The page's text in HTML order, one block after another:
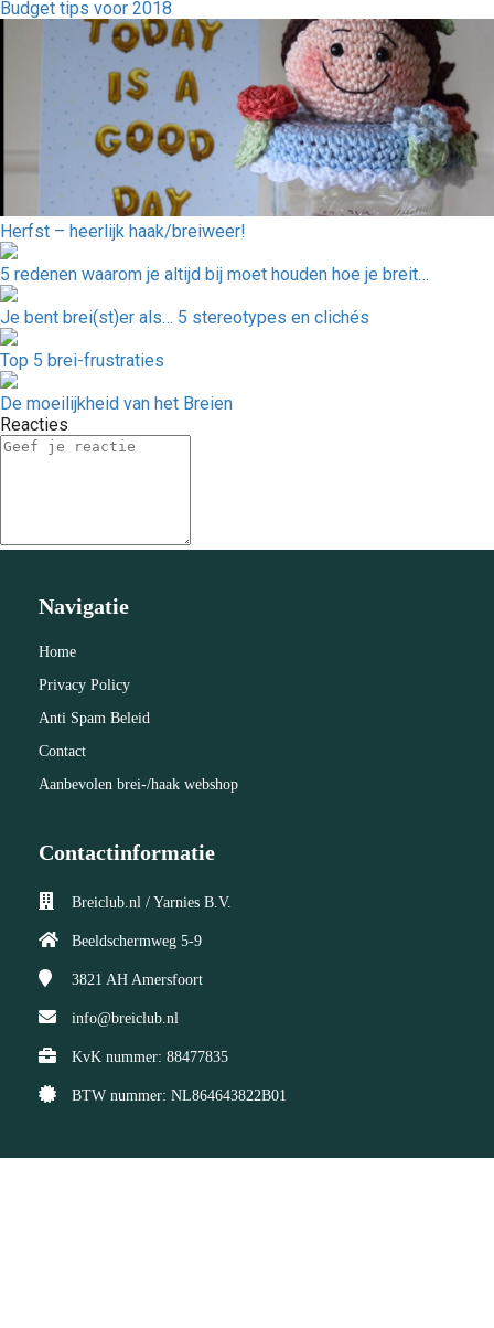
Budget tips voor 2018
Herfst – heerlijk haak/breiweer!
5 redenen waarom je altijd bij moet houden hoe je breit…
Je bent brei(st)er als… 5 stereotypes en clichés
Top 5 brei-frustraties
De moeilijkheid van het Breien
Reacties
Navigatie
Home
Privacy Policy
Anti Spam Beleid
Contact
Aanbevolen brei-/haak webshop
Contactinformatie
Breiclub.nl / Yarnies B.V.
Beeldschermweg 5-9
3821 AH Amersfoort
info@breiclub.nl
KvK nummer: 88477835
BTW nummer: NL864643822B01